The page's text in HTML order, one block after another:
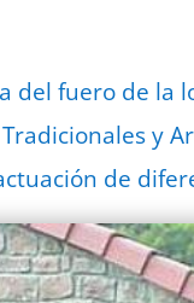
del fuero de la
y
de